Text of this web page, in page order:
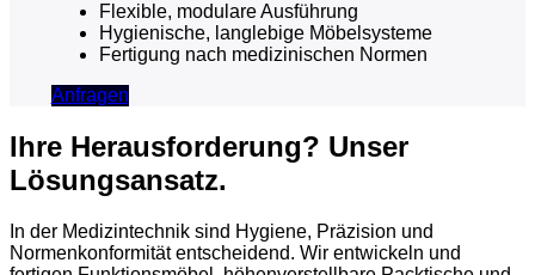
Flexible, modulare Ausführung
Hygienische, langlebige Möbelsysteme
Fertigung nach medizinischen Normen
Anfragen
Ihre Herausforderung? Unser
Lösungsansatz.
In der Medizintechnik sind Hygiene, Präzision und
Normenkonformität entscheidend. Wir entwickeln und